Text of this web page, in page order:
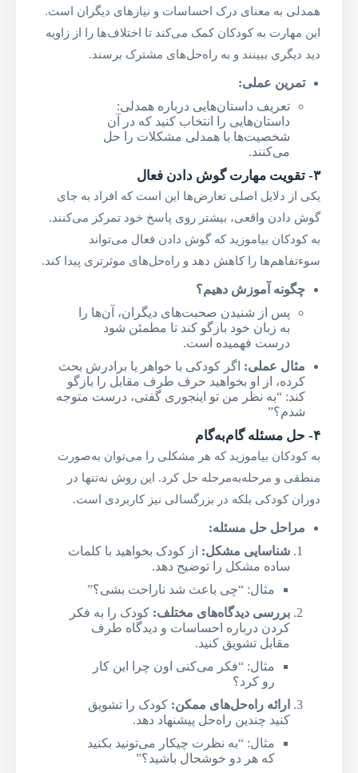
همدلی به معنای درک احساسات و نیازهای دیگران است.
این مهارت به کودکان کمک می‌کند تا اختلاف‌ها را از زاویه
دید دیگری ببینند و به راه‌حل‌های مشترک برسند.
تمرین عملی:
تعریف داستان‌هایی درباره همدلی:
داستان‌هایی را انتخاب کنید که در آن
شخصیت‌ها با همدلی مشکلات را حل
می‌کنند.
۳- تقویت مهارت گوش دادن فعال
یکی از دلایل اصلی تعارض‌ها این است که افراد به جای
گوش دادن واقعی، بیشتر روی پاسخ خود تمرکز می‌کنند.
به کودکان بیاموزید که گوش دادن فعال می‌تواند
سوءتفاهم‌ها را کاهش دهد و راه‌حل‌های موثرتری پیدا کند.
چگونه آموزش دهیم؟
پس از شنیدن صحبت‌های دیگران، آن‌ها را
به زبان خود بازگو کند تا مطمئن شود
درست فهمیده است.
مثال عملی: اگر کودکی با خواهر یا برادرش بحث
کرده، از او بخواهید حرف طرف مقابل را بازگو
کند: “به نظر من تو اینجوری گفتی، درست متوجه
شدم؟”
۴- حل مسئله گام‌به‌گام
به کودکان بیاموزید که هر مشکلی را می‌توان به‌صورت
منطقی و مرحله‌به‌مرحله حل کرد. این روش نه‌تنها در
دوران کودکی بلکه در بزرگسالی نیز کاربردی است.
مراحل حل مسئله:
شناسایی مشکل: از کودک بخواهید با کلمات
ساده مشکل را توضیح دهد.
مثال: “چی باعث شد ناراحت بشی؟”
بررسی دیدگاه‌های مختلف: کودک را به فکر
کردن درباره احساسات و دیدگاه طرف
مقابل تشویق کنید.
مثال: “فکر می‌کنی اون چرا این کار
رو کرد؟
ارائه راه‌حل‌های ممکن: کودک را تشویق
کنید چندین راه‌حل پیشنهاد دهد.
مثال: “به نظرت چیکار می‌تونید بکنید
که هر دو خوشحال باشید؟”